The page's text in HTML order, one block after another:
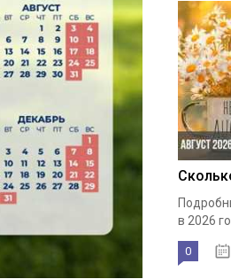
в 2026
0